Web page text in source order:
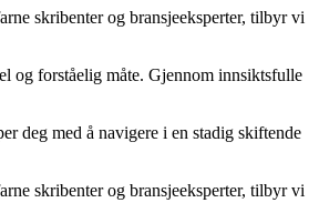
skribenter og bransjeeksperter, tilbyr vi
og forståelig måte. Gjennom innsiktsfulle
deg med å navigere i en stadig skiftende
skribenter og bransjeeksperter, tilbyr vi